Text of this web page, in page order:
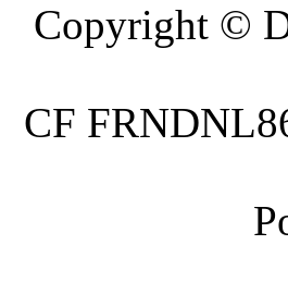
Copyright ©
CF